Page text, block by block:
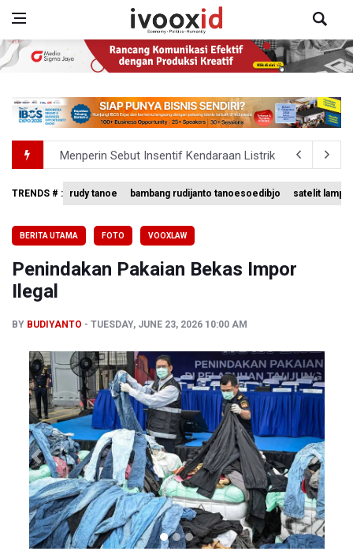
Menperin Sebut Insentif Kendaraan Listrik untuk Produk
Sri Mulyani Indrawati Kembali ke Bank Dunia
BRIN Sebut Teknologi ANG Berpotensi Hemat Subsidi
Kuasa Hukum Klaim 995 Airsoft Gun di Sekolah
TRENDS # : rudy tanoe bambang rudijanto tanoesoedibjo satelit
BERITA UTAMA FOTO VOOXLAW
Penindakan Pakaian Bekas Impor
Ilegal
BY BUDIYANTO TUESDAY, JUNE 23, 2026 10:00 AM
Previous Next